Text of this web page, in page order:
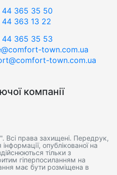
365 35 50
363 13 22
365 35 53
town.com.ua
town.com.ua
компанії
права захищені. Передрук,
опублікованої на
тільки з
гіперпосиланням на
має бути розміщена в